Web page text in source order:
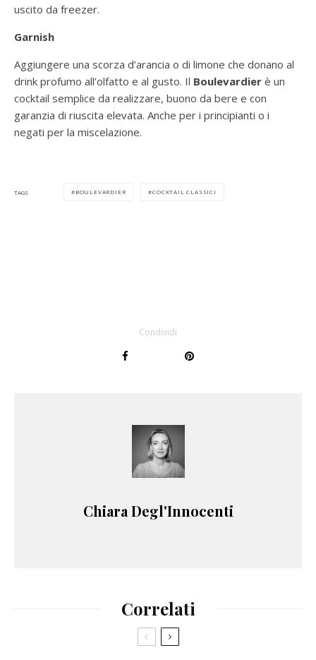
uscito da freezer.
Garnish
Aggiungere una scorza d’arancia o di limone che donano al
drink profumo all’olfatto e al gusto. Il Boulevardier è un
cocktail semplice da realizzare, buono da bere e con
garanzia di riuscita elevata. Anche per i principianti o i
negati per la miscelazione.
TAGS BOULEVARDIER COCKTAIL CLASSICI
Condividi
Chiara Degl'Innocenti
Correlati